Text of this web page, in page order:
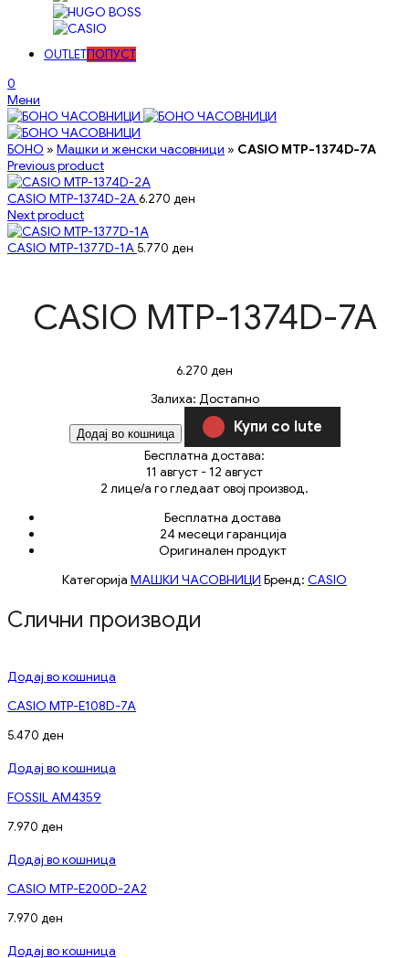
OUTLETПОПУСТ
0
Мени
БОНО » Машки и женски часовници » CASIO MTP-1374D-7A
Previous product
CASIO MTP-1374D-2A 6.270 ден
Next product
CASIO MTP-1377D-1A 5.770 ден
CASIO MTP-1374D-7A
6.270 ден
Залиха: Достапно
Додај во кошница Купи со Iute
Бесплатна достава:
11 август - 12 август
2 лице/а го гледаат овој производ.
Бесплатна достава
24 месеци гаранција
Оригинален продукт
Категорија МАШКИ ЧАСОВНИЦИ Бренд: CASIO
Слични производи
Додај во кошница
CASIO MTP-E108D-7A
5.470 ден
Додај во кошница
FOSSIL AM4359
7.970 ден
Додај во кошница
CASIO MTP-E200D-2A2
7.970 ден
Додај во кошница